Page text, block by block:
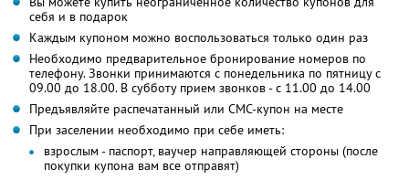
себя и в подарок
Каждым купоном можно воспользоваться только один раз
Необходимо предварительное бронирование номеров по
телефону. Звонки принимаются с понедельника по пятницу с
09.00 до 18.00. В субботу прием звонков - с 11.00 до 14.00
Предъявляйте распечатанный или СМС-купон на месте
При заселении необходимо при себе иметь:
взрослым - паспорт, ваучер направляющей стороны (после
покупки купона вам все отправят)